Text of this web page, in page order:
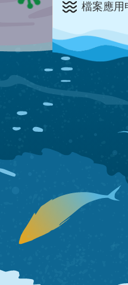
檔案應用